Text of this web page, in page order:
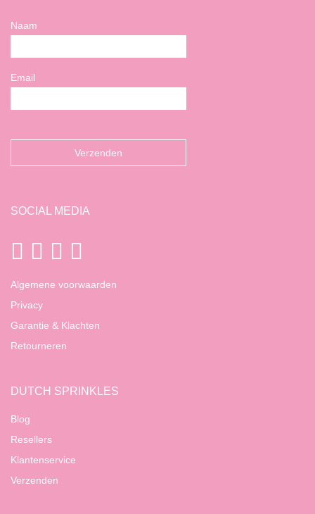
Naam
Email
SOCIAL MEDIA
Algemene voorwaarden
Privacy
Garantie & Klachten
Retourneren
DUTCH SPRINKLES
Blog
Resellers
Klantenservice
Verzenden